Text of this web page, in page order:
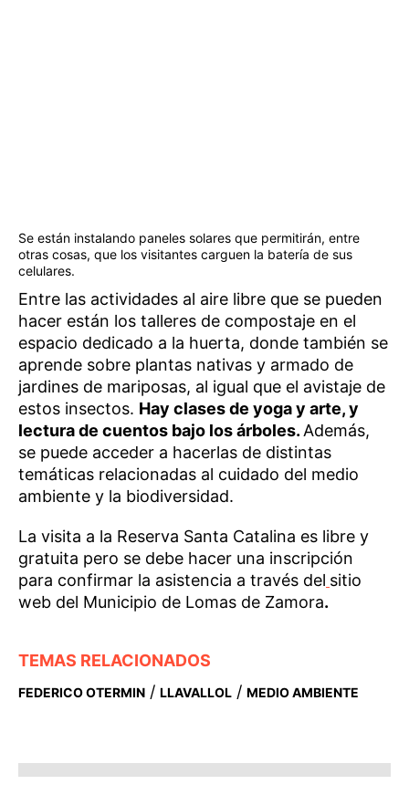
Se están instalando paneles solares que permitirán, entre
otras cosas, que los visitantes carguen la batería de sus
celulares.
Entre las actividades al aire libre que se pueden
hacer están los talleres de compostaje en el
espacio dedicado a la huerta, donde también se
aprende sobre plantas nativas y armado de
jardines de mariposas, al igual que el avistaje de
estos insectos. Hay clases de yoga y arte, y
lectura de cuentos bajo los árboles. Además,
se puede acceder a hacerlas de distintas
temáticas relacionadas al cuidado del medio
ambiente y la biodiversidad.
La visita a la Reserva Santa Catalina es libre y
gratuita pero se debe hacer una inscripción
para confirmar la asistencia a través del sitio
web del Municipio de Lomas de Zamora.
TEMAS RELACIONADOS
FEDERICO OTERMIN / LLAVALLOL / MEDIO AMBIENTE